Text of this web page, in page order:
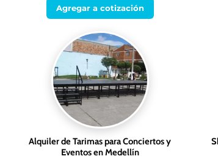
Agregar a cotización
Alquiler de Tarimas para Conciertos y
Eventos en Medellín